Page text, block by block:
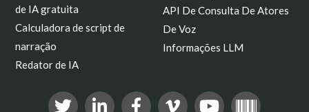
de IA gratuita
Calculadora de script de
narração
Redator de IA
API De Consulta De Atores
De Voz
Informações LLM